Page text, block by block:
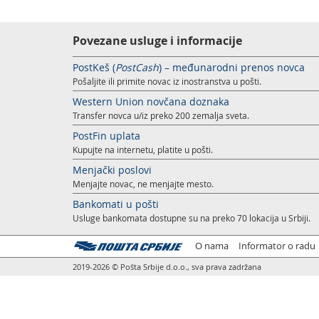
Povezane usluge i informacije
PostKeš (PostCash) – međunarodni prenos novca
Pošaljite ili primite novac iz inostranstva u pošti.
Western Union novčana doznaka
Transfer novca u/iz preko 200 zemalja sveta.
PostFin uplata
Kupujte na internetu, platite u pošti.
Menjački poslovi
Menjajte novac, ne menjajte mesto.
Bankomati u pošti
Usluge bankomata dostupne su na preko 70 lokacija u Srbiji.
O nama Informator o radu
2019-2026 © Pošta Srbije d.o.o., sva prava zadržana